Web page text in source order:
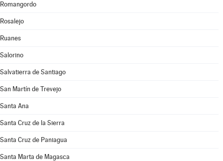
Romangordo
Rosalejo
Ruanes
Salorino
Salvatierra de Santiago
San Martín de Trevejo
Santa Ana
Santa Cruz de la Sierra
Santa Cruz de Paniagua
Santa Marta de Magasca